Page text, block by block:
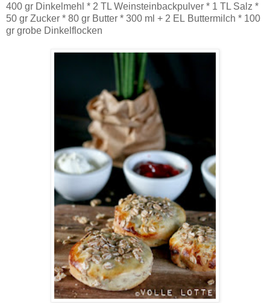
400 gr Dinkelmehl * 2 TL Weinsteinbackpulver * 1 TL Salz *
50 gr Zucker * 80 gr Butter * 300 ml + 2 EL Buttermilch * 100
gr grobe Dinkelflocken